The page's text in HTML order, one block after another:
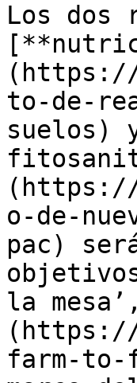
Los dos
(https://
to-de-
suelos)
(https://
o-de-
pac)
la
(https://
farm-